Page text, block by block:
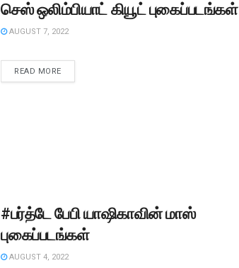
செஸ் ஒலிம்பியாட் கியூட் புகைப்படங்கள்
AUGUST 7, 2022
READ MORE
#பர்த்டே பேபி யாஷிகாவின் மாஸ்
புகைப்படங்கள்
AUGUST 4, 2022